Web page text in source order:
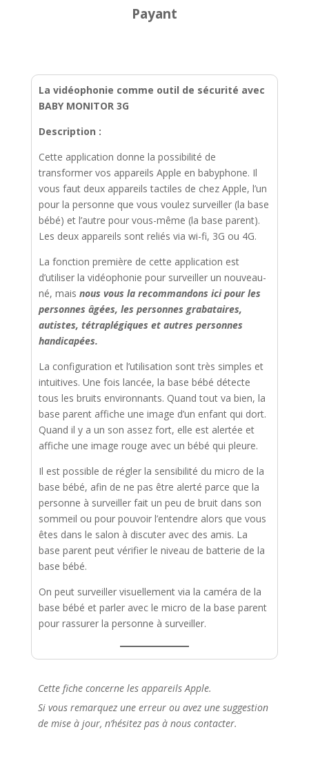
Payant
La vidéophonie comme outil de sécurité avec
BABY MONITOR 3G
Description :
Cette application donne la possibilité de
transformer vos appareils Apple en babyphone. Il
vous faut deux appareils tactiles de chez Apple, l’un
pour la personne que vous voulez surveiller (la base
bébé) et l’autre pour vous-même (la base parent).
Les deux appareils sont reliés via wi-fi, 3G ou 4G.
La fonction première de cette application est
d’utiliser la vidéophonie pour surveiller un nouveau-
né, mais nous vous la recommandons ici pour les
personnes âgées, les personnes grabataires,
autistes, tétraplégiques et autres personnes
handicapées.
La configuration et l’utilisation sont très simples et
intuitives. Une fois lancée, la base bébé détecte
tous les bruits environnants. Quand tout va bien, la
base parent affiche une image d’un enfant qui dort.
Quand il y a un son assez fort, elle est alertée et
affiche une image rouge avec un bébé qui pleure.
Il est possible de régler la sensibilité du micro de la
base bébé, afin de ne pas être alerté parce que la
personne à surveiller fait un peu de bruit dans son
sommeil ou pour pouvoir l’entendre alors que vous
êtes dans le salon à discuter avec des amis. La
base parent peut vérifier le niveau de batterie de la
base bébé.
On peut surveiller visuellement via la caméra de la
base bébé et parler avec le micro de la base parent
pour rassurer la personne à surveiller.
Cette fiche concerne les appareils Apple.
Si vous remarquez une erreur ou avez une suggestion
de mise à jour, n’hésitez pas à nous contacter.